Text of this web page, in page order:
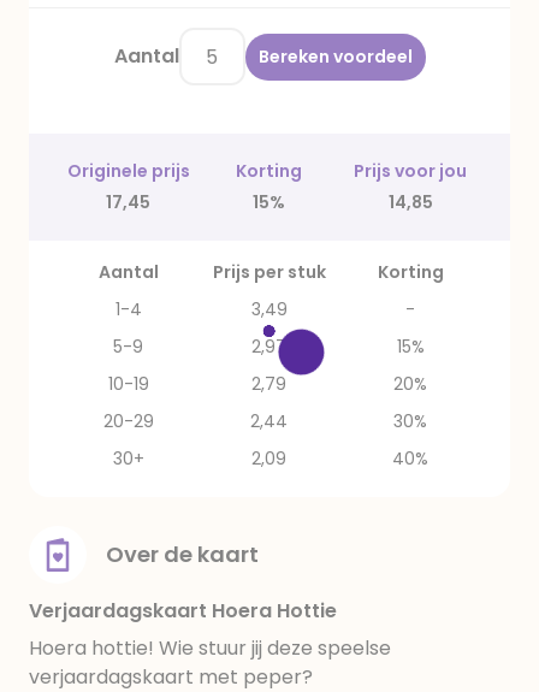
Aantal Bereken voordeel
Originele prijs Korting
Prijs voor jou
17,45
15% 14,85
Aantal Prijs per stuk
Korting
1-4
3,49
-
5-9
2,97
15%
10-19
2,79
20%
20-29
2,44
30%
30+
2,09 40%
Over de kaart
Verjaardagskaart Hoera Hottie
Hoera hottie! Wie stuur jij deze speelse
verjaardagskaart met peper?